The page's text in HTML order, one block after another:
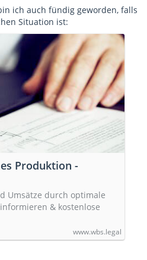
ich auch fündig geworden, falls
Situation ist:
Produktion -
Umsätze durch optimale
& kostenlose
www.wbs.legal